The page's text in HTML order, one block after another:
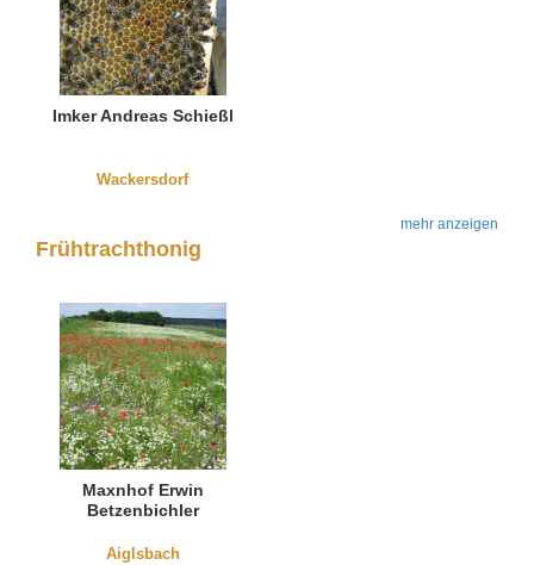
Imker Andreas Schießl
Wackersdorf
mehr anzeigen
Frühtrachthonig
Maxnhof Erwin
Betzenbichler
Aiglsbach